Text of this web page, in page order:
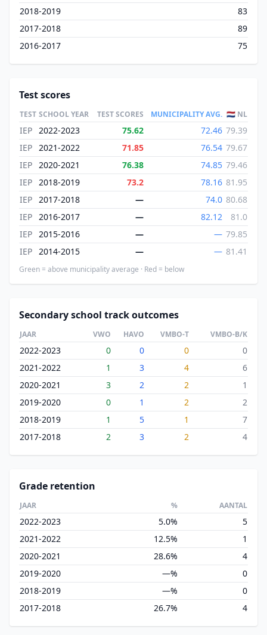
2018-2019
83
2017-2018
89
2016-2017
75
Test scores
TEST SCHOOL YEAR TEST SCORES MUNICIPALITY AVG. 🇳🇱 NL
IEP 2022-2023 75.62 72.46 79.39
IEP 2021-2022 71.85 76.54 79.67
IEP 2020-2021 76.38 74.85 79.46
IEP 2018-2019 73.2 78.16 81.95
IEP 2017-2018 — 74.0 80.68
IEP 2016-2017 — 82.12
81.0
IEP 2015-2016 — — 79.85
IEP 2014-2015 — — 81.41
Green = above municipality average · Red = below
Secondary school track outcomes
JAAR VWO HAVO VMBO-T VMBO-B/K
2022-2023 0 0 0
0
2021-2022
1 3 4
6
2020-2021
3 2 2
1
2019-2020
0 1 2
2
2018-2019
1 5 1
7
2017-2018
2 3 2 4
Grade retention
JAAR % AANTAL
2022-2023 5.0%
5
2021-2022
12.5%
1
2020-2021
28.6%
4
2019-2020
—%
0
2018-2019
—%
0
2017-2018
26.7% 4